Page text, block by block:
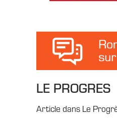
LE PROGRES
Article dans Le